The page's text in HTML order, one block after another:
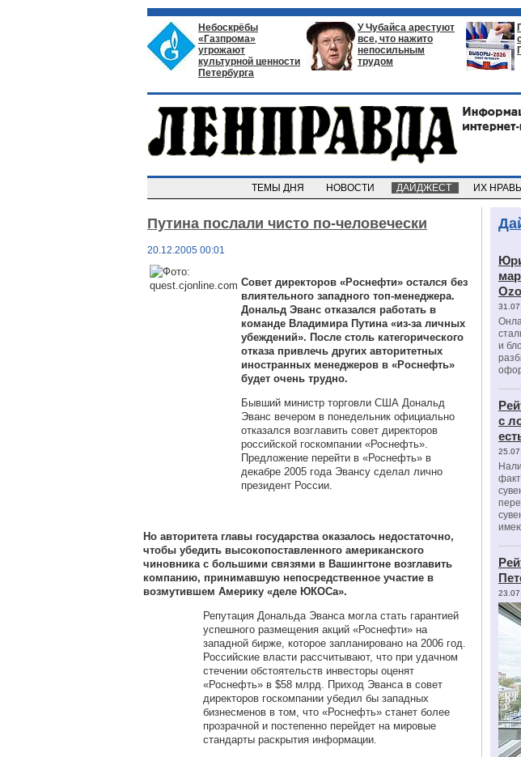
Небоскрёбы
«Газпрома»
угрожают
культурной ценности
Петербурга
У Чубайса арестуют
все, что нажито
непосильным
трудом
ТЕМЫ ДНЯ НОВОСТИ ДАЙДЖЕСТ ИХ
Путина послали чисто по-человечески
20.12.2005 00:01
Совет директоров «Роснефти» остался без
влиятельного западного топ-менеджера.
Дональд Эванс отказался работать в
команде Владимира Путина «из-за личных
убеждений». После столь категорического
отказа привлечь других авторитетных
иностранных менеджеров в «Роснефть»
будет очень трудно.
Бывший министр торговли США Дональд
Эванс вечером в понедельник официально
отказался возглавить совет директоров
российской госкомпании «Роснефть».
Предложение перейти в «Роснефть» в
декабре 2005 года Эвансу сделал лично
президент России.
Но авторитета главы государства оказалось недостаточно,
чтобы убедить высокопоставленного американского
чиновника с большими связями в Вашингтоне возглавить
компанию, принимавшую непосредственное участие в
возмутившем Америку «деле ЮКОСа».
Репутация Дональда Эванса могла стать гарантией
успешного размещения акций «Роснефти» на
западной бирже, которое запланировано на 2006 год.
Российские власти рассчитывают, что при удачном
стечении обстоятельств инвесторы оценят
«Роснефть» в $58 млрд. Приход Эванса в совет
директоров госкомпании убедил бы западных
бизнесменов в том, что «Роснефть» станет более
прозрачной и постепенно перейдет на мировые
стандарты раскрытия информации.
и
с